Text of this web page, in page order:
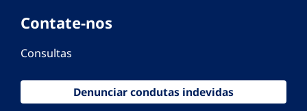
Contate-nos
Consultas
Denunciar condutas indevidas